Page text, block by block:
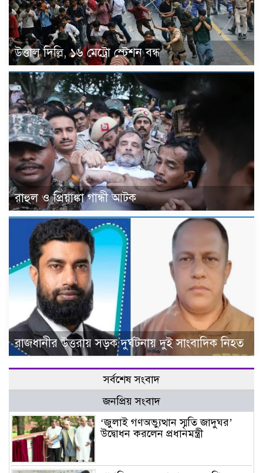
উত্তাল দিল্লি, ১৬ মেট্রো স্টেশন বন্ধ
রাহুল ও প্রিয়াঙ্কা গান্ধী আটক
রাজধানীর উত্তরায় সড়ক দুর্ঘটনায় দুই সাংবাদিক নিহত
সর্বশেষ সংবাদ
জনপ্রিয় সংবাদ
‘জুলাই গণঅভ্যুত্থান স্মৃতি জাদুঘর’
উদ্বোধন করলেন প্রধানমন্ত্রী